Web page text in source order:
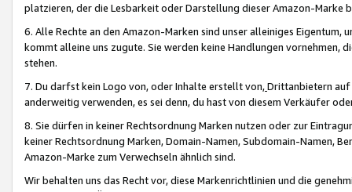
platzieren, der die Lesbarkeit oder Darstellung dieser Amazon-Marke
6. Alle Rechte an den Amazon-Marken sind unser alleiniges
kommt alleine uns zugute. Sie werden keine Handlungen vornehmen,
stehen.
7. Du darfst kein Logo von, oder Inhalte erstellt von,Drittanbietern auf
anderweitig verwenden, es sei denn, du hast von diesem Verkäufer
8. Sie dürfen in keiner Rechtsordnung Marken nutzen oder zur
keiner Rechtsordnung Marken, Domain-Namen, Subdomain-Namen,
Amazon-Marke zum Verwechseln ähnlich sind.
Wir behalten uns das Recht vor, diese Markenrichtlinien und die